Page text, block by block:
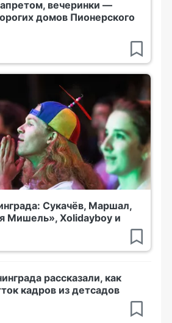
вечеринки —
домов Пионерского
Сукачёв, Маршал,
Мишель», Xolidayboy и
рассказали, как
кадров из детсадов